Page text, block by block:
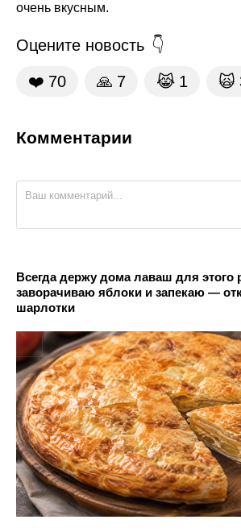
очень вкусным.
Оцените новость
❤️ 70 🙏 7 😹 1 🙀
Комментарии
Всегда держу дома лаваш для этого
заворачиваю яблоки и запекаю —
шарлотки